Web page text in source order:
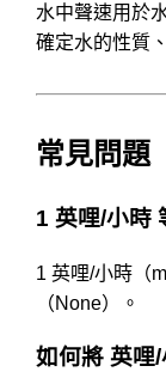
水中聲速用於
確定水的性質
常見問題
1 英哩/小時
1 英哩/小時（
（None）。
如何將 英哩